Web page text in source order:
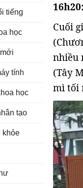
Cuối
nhiều
(Tây
mì tối
tiếng
học
tính
học
tạo
khỏe